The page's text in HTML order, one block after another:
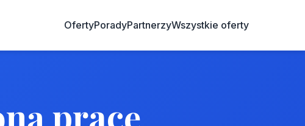
OfertyPoradyPartnerzyWszystkie oferty
pracę